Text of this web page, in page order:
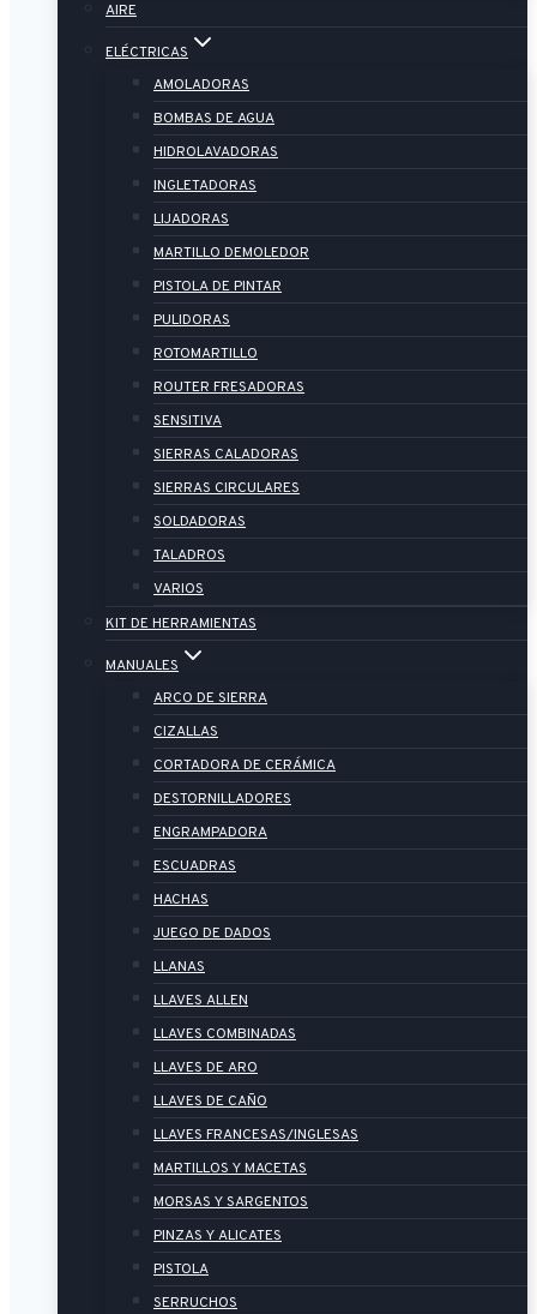
AIRE
ELÉCTRICAS
AMOLADORAS
BOMBAS DE AGUA
HIDROLAVADORAS
INGLETADORAS
LIJADORAS
MARTILLO DEMOLEDOR
PISTOLA DE PINTAR
PULIDORAS
ROTOMARTILLO
ROUTER FRESADORAS
SENSITIVA
SIERRAS CALADORAS
SIERRAS CIRCULARES
SOLDADORAS
TALADROS
VARIOS
KIT DE HERRAMIENTAS
MANUALES
ARCO DE SIERRA
CIZALLAS
CORTADORA DE CERÁMICA
DESTORNILLADORES
ENGRAMPADORA
ESCUADRAS
HACHAS
JUEGO DE DADOS
LLANAS
LLAVES ALLEN
LLAVES COMBINADAS
LLAVES DE ARO
LLAVES DE CAÑO
LLAVES FRANCESAS/INGLESAS
MARTILLOS Y MACETAS
MORSAS Y SARGENTOS
PINZAS Y ALICATES
PISTOLA
SERRUCHOS